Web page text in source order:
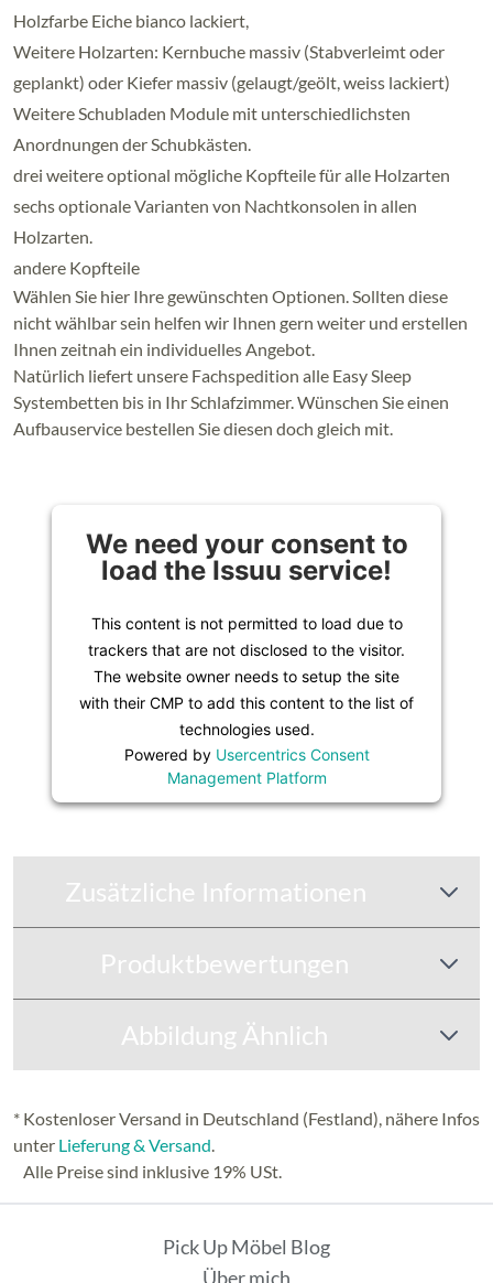
Holzfarbe Eiche bianco lackiert,
Weitere Holzarten: Kernbuche massiv (Stabverleimt oder
geplankt) oder Kiefer massiv (gelaugt/geölt, weiss lackiert)
Weitere Schubladen Module mit unterschiedlichsten
Anordnungen der Schubkästen.
drei weitere optional mögliche Kopfteile für alle Holzarten
sechs optionale Varianten von Nachtkonsolen in allen
Holzarten.
andere Kopfteile
Wählen Sie hier Ihre gewünschten Optionen. Sollten diese
nicht wählbar sein helfen wir Ihnen gern weiter und erstellen
Ihnen zeitnah ein individuelles Angebot.
Natürlich liefert unsere Fachspedition alle Easy Sleep
Systembetten bis in Ihr Schlafzimmer. Wünschen Sie einen
Aufbauservice bestellen Sie diesen doch gleich mit.
We need your consent to
load the Issuu service!
This content is not permitted to load due to
trackers that are not disclosed to the visitor.
The website owner needs to setup the site
with their CMP to add this content to the list of
technologies used.
Powered by Usercentrics Consent
Management Platform
Zusätzliche Informationen
Produktbewertungen
Abbildung Ähnlich
* Kostenloser Versand in Deutschland (Festland), nähere Infos
unter Lieferung & Versand
Alle Preise sind inklusive 19% USt.
Pick Up Möbel Blog
Über mich